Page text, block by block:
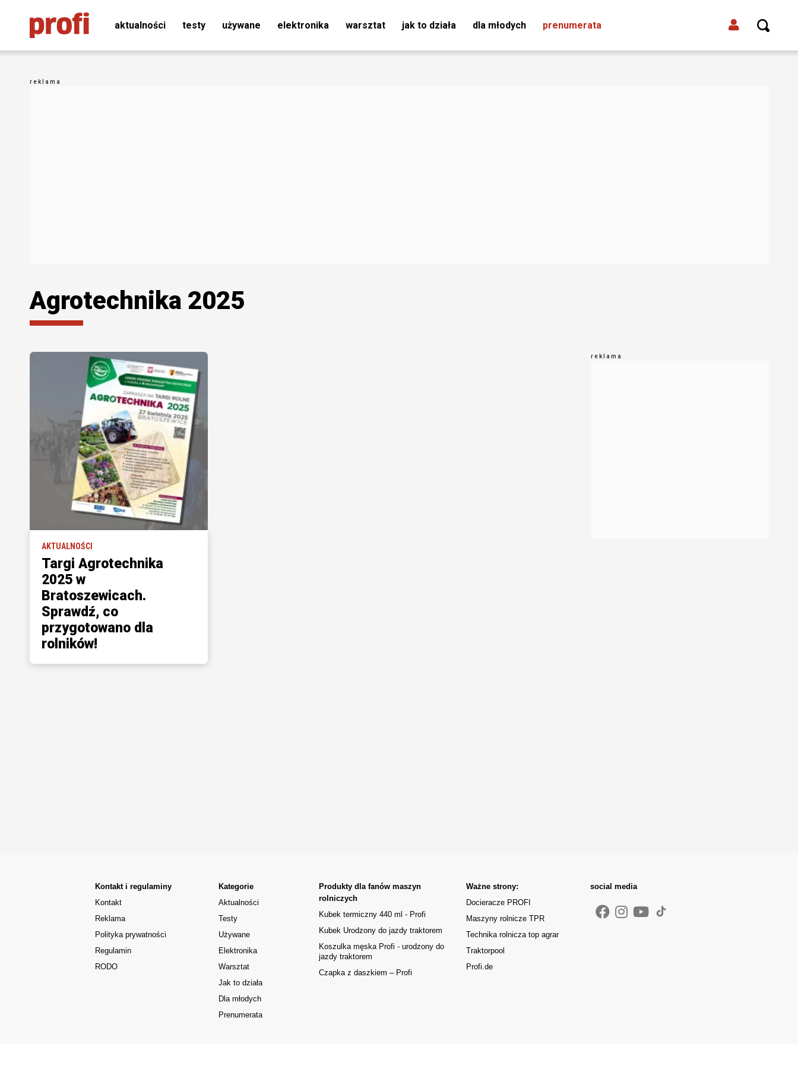
aktualności testy używane elektronika warsztat jak to działa dla młodych prenumerata
Agrotechnika 2025
AKTUALNOŚCI
Targi Agrotechnika
2025 w
Bratoszewicach.
Sprawdź, co
przygotowano dla
rolników!
Kontakt i regulaminy
Kontakt
Reklama
Polityka prywatności
Regulamin
RODO
Kategorie
Aktualności
Testy
Używane
Elektronika
Warsztat
Jak to działa
Dla młodych
Prenumerata
Produkty dla fanów maszyn
rolniczych
Kubek termiczny 440 ml - Profi
Kubek Urodzony do jazdy traktorem
Koszulka męska Profi - urodzony do
jazdy traktorem
Czapka z daszkiem – Profi
Ważne strony:
Docieracze PROFI
Maszyny rolnicze TPR
Technika rolnicza top agrar
Traktorpool
Profi.de
social media